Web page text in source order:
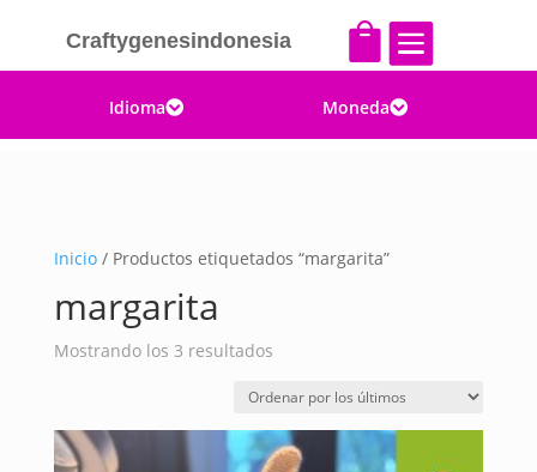
Craftygenesindonesia  
Idioma Moneda
Inicio/ Productos etiquetados “margarita”
margarita
Mostrando los 3 resultadosOrdenado
los
últimos